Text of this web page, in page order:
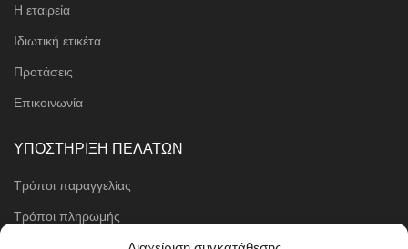
Η εταιρεία
Ιδιωτική ετικέτα
Προτάσεις
Επικοινωνία
ΥΠΟΣΤΗΡΙΞΗ ΠΕΛΑΤΩΝ
Τρόποι παραγγελίας
Τρόποι πληρωμής